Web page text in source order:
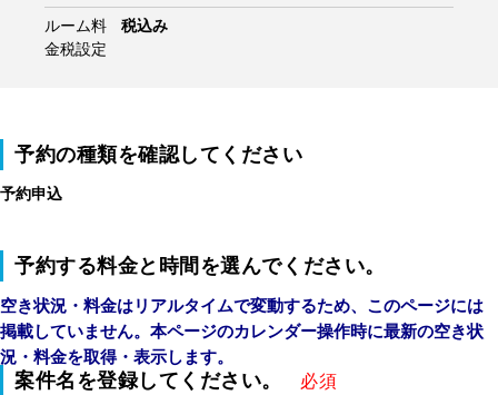
ルーム料
金税設定
税込み
予約の種類を確認してください
予約申込
予約する料金と時間を選んでください。
空き状況・料金はリアルタイムで変動するため、このページには
掲載していません。本ページのカレンダー操作時に最新の空き状
況・料金を取得・表示します。
案件名を登録してください。 必須